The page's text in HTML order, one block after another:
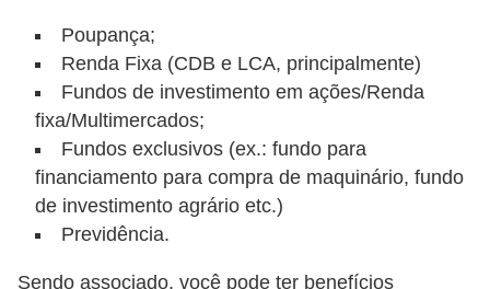
Poupança;
Renda Fixa (CDB e LCA, principalmente)
Fundos de investimento em ações/Renda
fixa/Multimercados;
Fundos exclusivos (ex.: fundo para
financiamento para compra de maquinário, fundo
de investimento agrário etc.)
Previdência.
Sendo associado, você pode ter benefícios
g
a